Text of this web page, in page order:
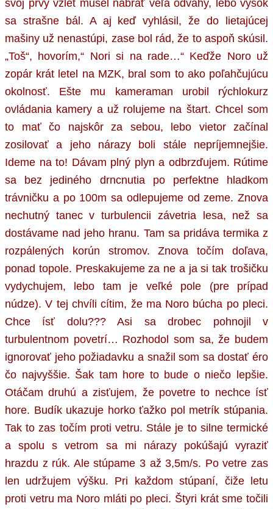
svoj prvý vzlet musel nabrať veľa odvahy, lebo výšok
sa strašne bál. A aj keď vyhlásil, že do lietajúcej
mašiny už nenastúpi, zase bol rád, že to aspoň skúsil.
„Toš“, hovorím,“ Nori si na rade…“ Keďže Noro už
zopár krát letel na MZK, bral som to ako poľahčujúcu
okolnosť. Ešte mu kameraman urobil rýchlokurz
ovládania kamery a už rolujeme na štart. Chcel som
to mať čo najskôr za sebou, lebo vietor začínal
zosilovať a jeho nárazy boli stále nepríjemnejšie.
Ideme na to! Dávam plný plyn a odbrzďujem. Rútime
sa bez jediného drncnutia po perfektne hladkom
trávničku a po 100m sa odlepujeme od zeme. Znova
nechutný tanec v turbulencii závetria lesa, než sa
dostávame nad jeho hranu. Tam sa pridáva termika z
rozpálených korún stromov. Znova točím doľava,
ponad topole. Preskakujeme za ne a ja si tak trošičku
vydychujem, lebo tam je veľké pole (pre prípad
núdze). V tej chvíli cítim, že ma Noro búcha po pleci.
Chce ísť dolu??? Asi sa drobec pohnojil v
turbulentnom povetrí… Rozhodol som sa, že budem
ignorovať jeho požiadavku a snažil som sa dostať éro
čo najvyššie. Šak tam hore to bude o niečo lepšie.
Otáčam druhú a zisťujem, že povetre to nechce ísť
hore. Budík ukazuje horko ťažko pol metrík stúpania.
Tak to zas točím proti vetru. Stále je to silne termické
a spolu s vetrom sa mi nárazy pokúšajú vyraziť
hrazdu z rúk. Ale stúpame 3 až 3,5m/s. Po vetre zas
len udržujem výšku. Pri každom stúpaní, čiže letu
proti vetru ma Noro mláti po pleci. Štyri krát sme točili